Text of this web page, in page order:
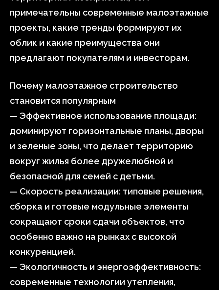
примечательны современные малоэтажные
проекты, какие тренды формируют их
облик и какие преимущества они
предлагают покупателям и инвесторам.
Почему малоэтажное строительство
становится популярным
— Эффективное использование площади:
доминируют горизонтальные планы, дворы
и зеленые зоны, что делает территорию
вокруг жилья более дружелюбной и
безопасной для семей с детьми.
— Скорость реализации: типовые решения,
сборка и готовые модульные элементы
сокращают сроки сдачи объектов, что
особенно важно на рынках с высокой
конкуренцией.
— Экологичность и энергоэффективность:
современные технологии утепления,